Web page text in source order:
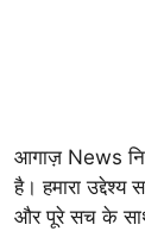
आगाज़ News
है। हमारा उद्देश्य
और पूरे सच के